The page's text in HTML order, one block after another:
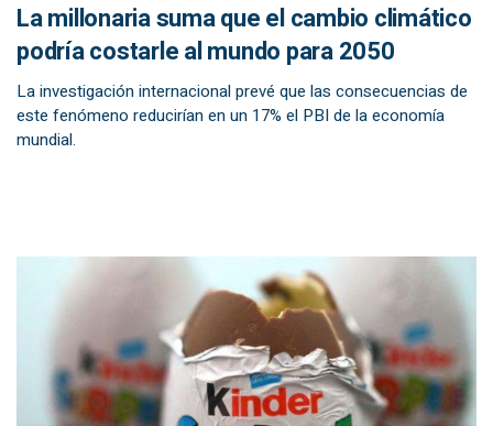
La millonaria suma que el cambio climático
podría costarle al mundo para 2050
La investigación internacional prevé que las consecuencias de
este fenómeno reducirían en un 17% el PBI de la economía
mundial.